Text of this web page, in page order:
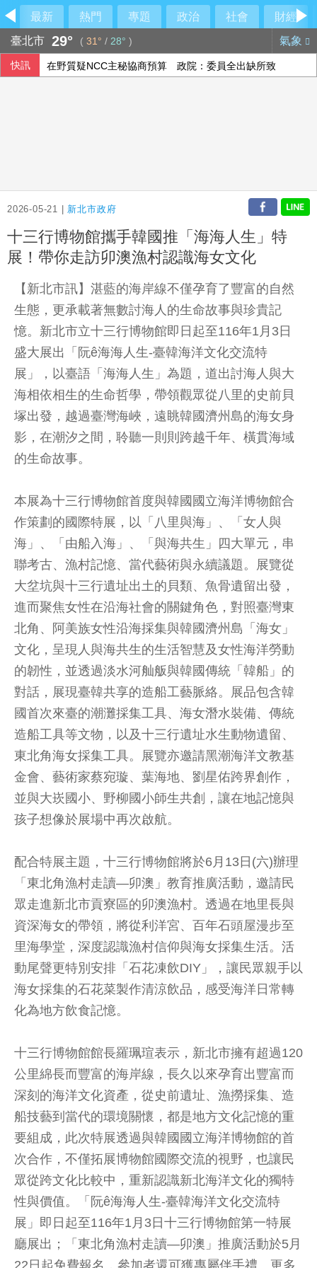
最新 熱門 專題 政治 社會
財經
臺北市 29° ( 31° / 28° ) 氣象
快訊 在野質疑NCC主秘協商預算 政院：委員全出缺所致
2026-05-21 | 新北市政府
十三行博物館攜手韓國推「海海人生」特
展！帶你走訪卯澳漁村認識海女文化
【新北市訊】湛藍的海岸線不僅孕育了豐富的自然
生態，更承載著無數討海人的生命故事與珍貴記
憶。新北市立十三行博物館即日起至116年1月3日
盛大展出「阮ê海海人生-臺韓海洋文化交流特
展」，以臺語「海海人生」為題，道出討海人與大
海相依相生的生命哲學，帶領觀眾從八里的史前貝
塚出發，越過臺灣海峽，遠眺韓國濟州島的海女身
影，在潮汐之間，聆聽一則則跨越千年、橫貫海域
的生命故事。
本展為十三行博物館首度與韓國國立海洋博物館合
作策劃的國際特展，以「八里與海」、「女人與
海」、「由船入海」、「與海共生」四大單元，串
聯考古、漁村記憶、當代藝術與永續議題。展覽從
大坌坑與十三行遺址出土的貝類、魚骨遺留出發，
進而聚焦女性在沿海社會的關鍵角色，對照臺灣東
北角、阿美族女性沿海採集與韓國濟州島「海女」
文化，呈現人與海共生的生活智慧及女性海洋勞動
的韌性，並透過淡水河舢舨與韓國傳統「韓船」的
對話，展現臺韓共享的造船工藝脈絡。展品包含韓
國首次來臺的潮灘採集工具、海女潛水裝備、傳統
造船工具等文物，以及十三行遺址水生動物遺留、
東北角海女採集工具。展覽亦邀請黑潮海洋文教基
金會、藝術家蔡宛璇、葉海地、劉星佑跨界創作，
並與大崁國小、野柳國小師生共創，讓在地記憶與
孩子想像於展場中再次啟航。
配合特展主題，十三行博物館將於6月13日(六)辦理
「東北角漁村走讀—卯澳」教育推廣活動，邀請民
眾走進新北市貢寮區的卯澳漁村。透過在地里長與
資深海女的帶領，將從利洋宮、百年石頭屋漫步至
里海學堂，深度認識漁村信仰與海女採集生活。活
動尾聲更特別安排「石花凍飲DIY」，讓民眾親手以
海女採集的石花菜製作清涼飲品，感受海洋日常轉
化為地方飲食記憶。
十三行博物館館長羅珮瑄表示，新北市擁有超過120
公里綿長而豐富的海岸線，長久以來孕育出豐富而
深刻的海洋文化資產，從史前遺址、漁撈採集、造
船技藝到當代的環境關懷，都是地方文化記憶的重
要組成，此次特展透過與韓國國立海洋博物館的首
次合作，不僅拓展博物館國際交流的視野，也讓民
眾從跨文化比較中，重新認識新北海洋文化的獨特
性與價值。「阮ê海海人生-臺韓海洋文化交流特
展」即日起至116年1月3日十三行博物館第一特展
廳展出；「東北角漁村走讀—卯澳」推廣活動於5月
22日起免費報名，參加者還可獲專屬伴手禮。更多